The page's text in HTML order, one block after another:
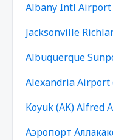
Albany Intl Airport
Jacksonville
Albuquerque
Alexandria Airport
Koyuk (AK) Alfred
Аэропорт